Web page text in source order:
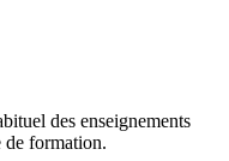
des enseignements
de formation.